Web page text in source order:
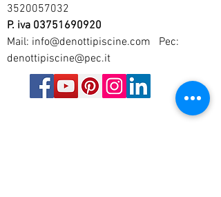
3520057032
P. iva 03751690920
Mail: info@denottipiscine.com
Pec:
denottipiscine@pec.it